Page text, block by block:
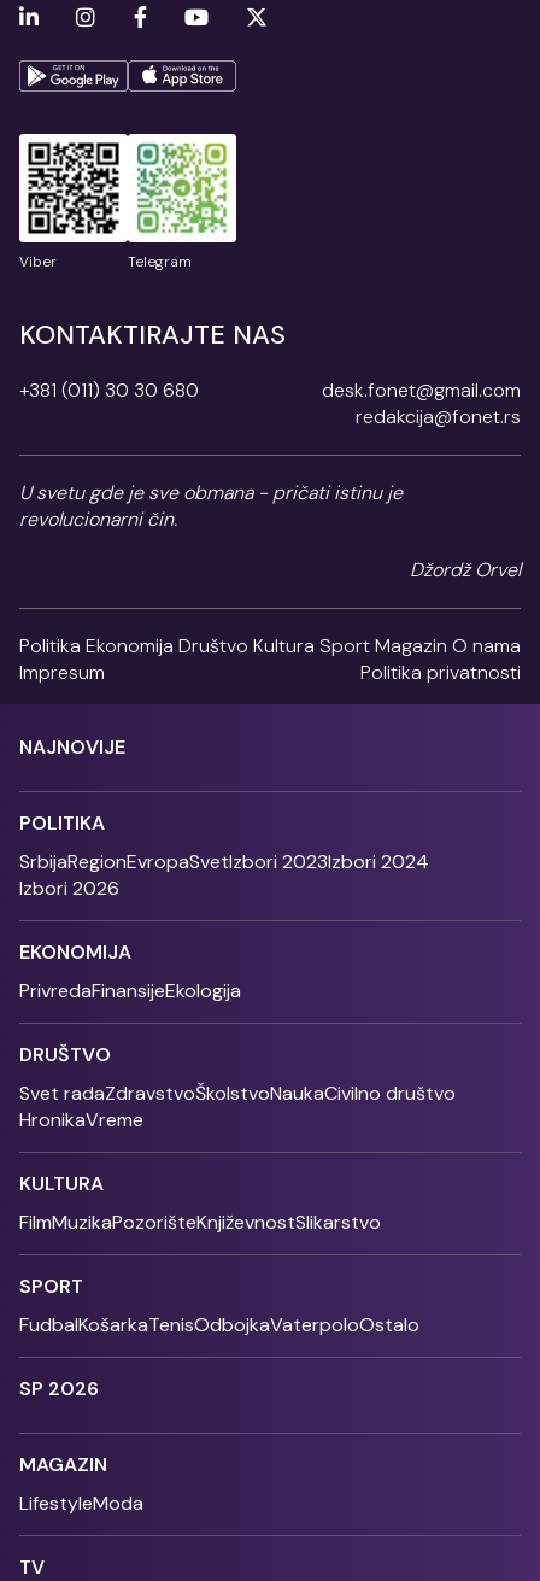
Viber Telegram
KONTAKTIRAJTE NAS
+381 (011) 30 30 680
desk.fonet@gmail.com
redakcija@fonet.rs
U svetu gde je sve obmana - pričati istinu je
revolucionarni čin.
Džordž Orvel
Politika Ekonomija Društvo Kultura SportMagazin O nama
Impresum
Politika privatnosti
NAJNOVIJE
POLITIKA
SrbijaRegionEvropaSvetIzbori 2023Izbori 2024
Izbori 2026
EKONOMIJA
PrivredaFinansijeEkologija
DRUŠTVO
Svet radaZdravstvoŠkolstvoNaukaCivilno društvo
HronikaVreme
KULTURA
FilmMuzikaPozorišteKnjiževnostSlikarstvo
SPORT
FudbalKošarkaTenisOdbojkaVaterpoloOstalo
SP 2026
MAGAZIN
LifestyleModa
TV